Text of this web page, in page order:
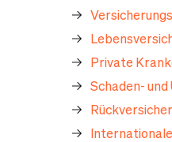
Private
Schaden-